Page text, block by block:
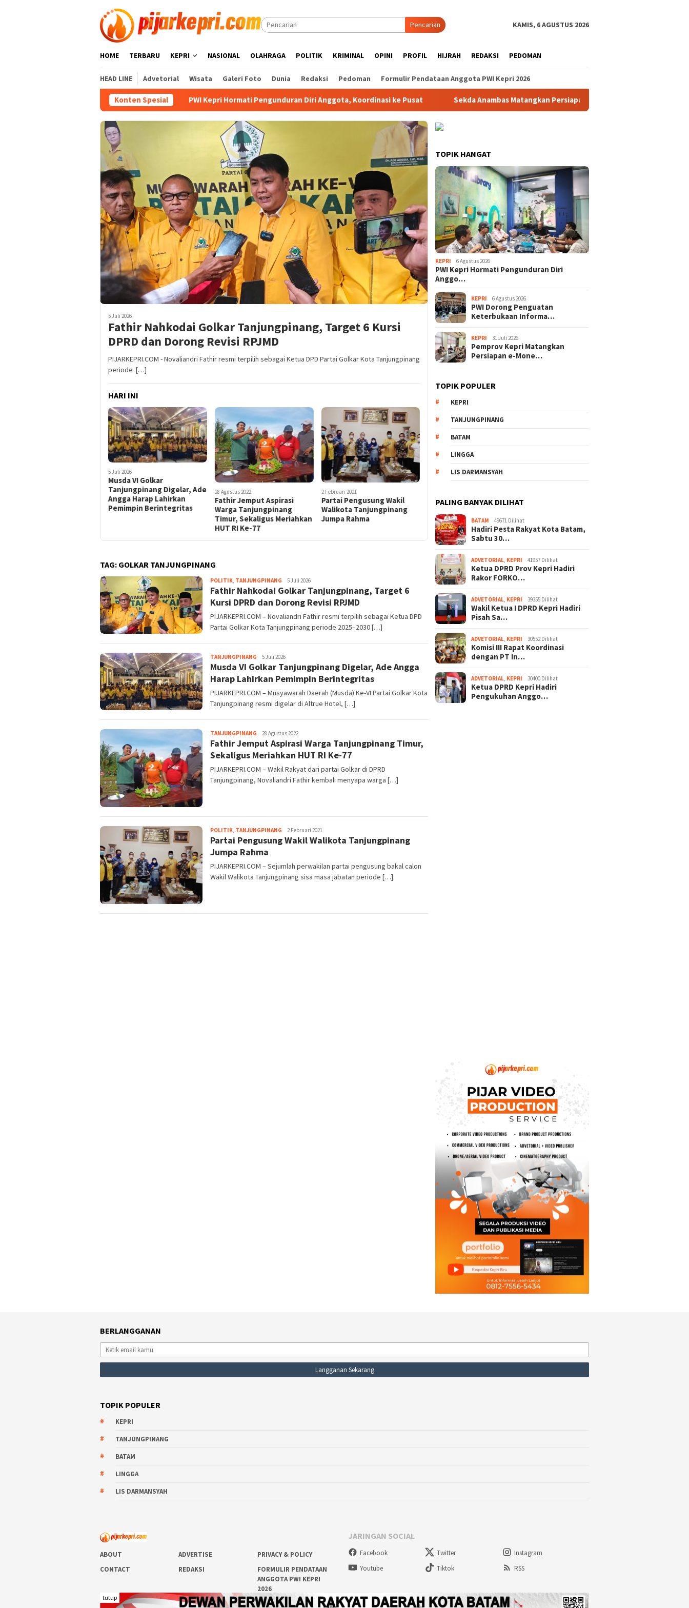
Pencarian KAMIS, 6 AGUSTUS 2026
HOME TERBARU KEPRI NASIONAL OLAHRAGA POLITIK KRIMINAL OPINI PROFIL HIJRAH REDAKSI PEDOMAN
HEAD LINE Advetorial Wisata Galeri Foto Dunia Redaksi Pedoman Formulir Pendataan Anggota PWI Kepri 2026
Konten Spesial
PWI Kepri Hormati Pengunduran Diri Anggota, Koordinasi ke Pusat Sekda Anambas Matangkan Persiapan HUT ke-81 RI, Formasi Podium Upacara Bakal
5 Juli 2026
Fathir Nahkodai Golkar Tanjungpinang, Target 6 Kursi
DPRD dan Dorong Revisi RPJMD
PIJARKEPRI.COM - Novaliandri Fathir resmi terpilih sebagai Ketua DPD Partai Golkar Kota Tanjungpinang
periode […]
HARI INI
5 Juli 2026
Musda VI Golkar
Tanjungpinang Digelar, Ade
Angga Harap Lahirkan
Pemimpin Berintegritas
28 Agustus 2022
Fathir Jemput Aspirasi
Warga Tanjungpinang
Timur, Sekaligus Meriahkan
HUT RI Ke-77
2 Februari 2021
Partai Pengusung Wakil
Walikota Tanjungpinang
Jumpa Rahma
TAG: GOLKAR TANJUNGPINANG
POLITIK TANJUNGPINANG Pijarkepri.com
5 Juli 2026
Fathir Nahkodai Golkar Tanjungpinang, Target 6
Kursi DPRD dan Dorong Revisi RPJMD
PIJARKEPRI.COM – Novaliandri Fathir resmi terpilih sebagai Ketua DPD
Partai Golkar Kota Tanjungpinang periode 2025–2030 […]
TANJUNGPINANG Pijarkepri.com
5 Juli 2026
Musda VI Golkar Tanjungpinang Digelar, Ade Angga
Harap Lahirkan Pemimpin Berintegritas
PIJARKEPRI.COM – Musyawarah Daerah (Musda) Ke-VI Partai Golkar Kota
Tanjungpinang resmi digelar di Altrue Hotel, […]
TANJUNGPINANG Pijarkepri.com
28 Agustus 2022
Fathir Jemput Aspirasi Warga Tanjungpinang Timur,
Sekaligus Meriahkan HUT RI Ke-77
PIJARKEPRI.COM – Wakil Rakyat dari partai Golkar di DPRD
Tanjungpinang, Novaliandri Fathir kembali menyapa warga […]
POLITIK TANJUNGPINANG Pijarkepri.com
2 Februari 2021
Partai Pengusung Wakil Walikota Tanjungpinang
Jumpa Rahma
PIJARKEPRI.COM – Sejumlah perwakilan partai pengusung bakal calon
Wakil Walikota Tanjungpinang sisa masa jabatan periode […]
TOPIK HANGAT
KEPRI 6 Agustus 2026
PWI Kepri Hormati Pengunduran Diri
Anggo…
KEPRI 6 Agustus 2026
PWI Dorong Penguatan
Keterbukaan Informa…
KEPRI 31 Juli 2026
Pemprov Kepri Matangkan
Persiapan e-Mone…
TOPIK POPULER
KEPRI
TANJUNGPINANG
BATAM
LINGGA
LIS DARMANSYAH
PALING BANYAK DILIHAT
BATAM 49671 Dilihat
Hadiri Pesta Rakyat Kota Batam,
Sabtu 30…
ADVETORIAL KEPRI 41957 Dilihat
Ketua DPRD Prov Kepri Hadiri
Rakor FORKO…
ADVETORIAL KEPRI 39355 Dilihat
Wakil Ketua I DPRD Kepri Hadiri
Pisah Sa…
ADVETORIAL KEPRI 30552 Dilihat
Komisi III Rapat Koordinasi
dengan PT In…
ADVETORIAL KEPRI 30400 Dilihat
Ketua DPRD Kepri Hadiri
Pengukuhan Anggo…
BERLANGGANAN
TOPIK POPULER
KEPRI
TANJUNGPINANG
BATAM
LINGGA
LIS DARMANSYAH
ABOUT ADVERTISE
PRIVACY & POLICY
CONTACT
REDAKSI
FORMULIR PENDATAAN
ANGGOTA PWI KEPRI
2026
JARINGAN SOCIAL
Facebook Twitter
Instagram
Youtube
Tiktok RSS
tutup